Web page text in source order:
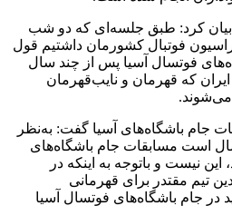
بیان کرد: طبق جلسه‌ای که دو شب
فوتبال کشورمان داشتیم قول
فوتسال آسیا پس از چند سال
که قهرمان و نایب‌قهرمان
می‌شوند.
جام باشگاه‌های آسیا گفت: به‌نظر
است مسابقات جام باشگاه‌های
نیست و باتوجه به اینکه در
تیم مقتدر برای قهرمانی
در جام باشگاه‌های فوتسال آسیا